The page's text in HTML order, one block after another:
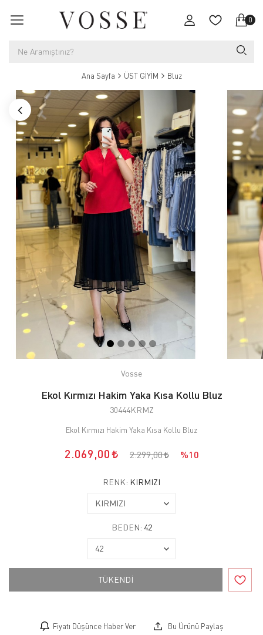
0
Ana Sayfa ÜST GİYİM Bluz
Vosse
Ekol Kırmızı Hakim Yaka Kısa Kollu Bluz
30444KRMZ
Ekol Kırmızı Hakim Yaka Kısa Kollu Bluz
2.069,00 2.299,00 %10
RENK: KIRMIZI
BEDEN: 42
TÜKENDİ
Fiyatı Düşünce Haber Ver Bu Ürünü Paylaş